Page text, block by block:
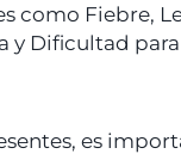
como Fiebre,
y Dificultad
es